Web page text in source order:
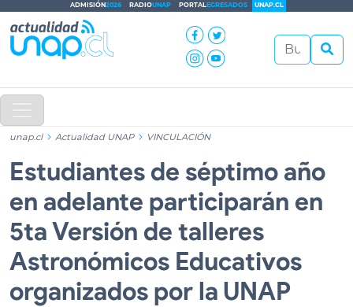
ADMISIÓN2026 RADIOUNAP PORTALEGRESADOS UNAP.CL
unap.cl Actualidad UNAP VINCULACIÓN
Estudiantes de séptimo año
en adelante participarán en
5ta Versión de talleres
Astronómicos Educativos
organizados por la UNAP